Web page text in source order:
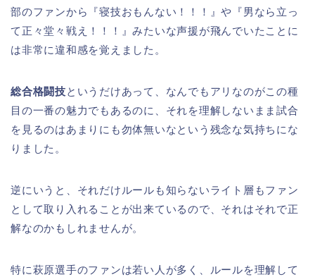
部のファンから『寝技おもんない！！！』や『男なら立っ
て正々堂々戦え！！！』みたいな声援が飛んでいたことに
は非常に違和感を覚えました。
総合格闘技というだけあって、なんでもアリなのがこの種
目の一番の魅力でもあるのに、それを理解しないまま試合
を見るのはあまりにも勿体無いなという残念な気持ちにな
りました。
逆にいうと、それだけルールも知らないライト層もファン
として取り入れることが出来ているので、それはそれで正
解なのかもしれませんが。
特に萩原選手のファンは若い人が多く、ルールを理解して